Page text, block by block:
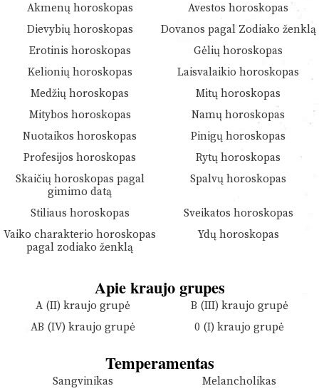
Akmenų horoskopas
Avestos horoskopas
Dievybių horoskopas
Dovanos pagal Zodiako ženklą
Erotinis horoskopas
Gėlių horoskopas
Kelionių horoskopas
Laisvalaikio horoskopas
Medžių horoskopas
Mitų horoskopas
Mitybos horoskopas
Namų horoskopas
Nuotaikos horoskopas
Pinigų horoskopas
Profesijos horoskopas
Rytų horoskopas
Skaičių horoskopas pagal
gimimo datą
Spalvų horoskopas
Stiliaus horoskopas
Sveikatos horoskopas
Vaiko charakterio horoskopas
pagal zodiako ženklą
Ydų horoskopas
Apie kraujo grupes
A (II) kraujo grupė
B (III) kraujo grupė
AB (IV) kraujo grupė
0 (I) kraujo grupė
Temperamentas
Sangvinikas
Melancholikas